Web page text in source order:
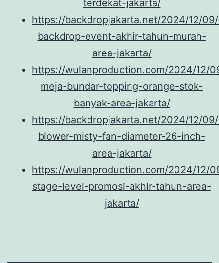
terdekat-jakarta/
https://backdropjakarta.net/2024/12/
backdrop-event-akhir-tahun-murah-
area-jakarta/
https://wulanproduction.com/2024/12/
meja-bundar-topping-orange-stok-
banyak-area-jakarta/
https://backdropjakarta.net/2024/12/
blower-misty-fan-diameter-26-inch-
area-jakarta/
https://wulanproduction.com/2024/12/
stage-level-promosi-akhir-tahun-area-
jakarta/